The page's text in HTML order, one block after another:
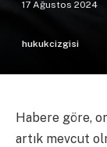
17 Ağustos 2024
hukukcizgisi
Habere göre,
artık mevcut